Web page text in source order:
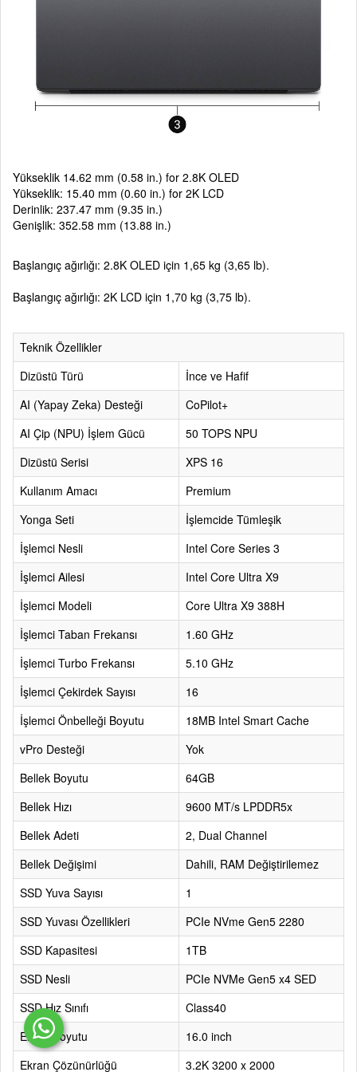
Yükseklik 14.62 mm (0.58 in.) for 2.8K OLED
Yükseklik: 15.40 mm (0.60 in.) for 2K LCD
Derinlik: 237.47 mm (9.35 in.)
Genişlik: 352.58 mm (13.88 in.)
Başlangıç ağırlığı: 2.8K OLED için 1,65 kg (3,65 lb).
Başlangıç ağırlığı: 2K LCD için 1,70 kg (3,75 lb).
Teknik Özellikler
Dizüstü Türü
İnce ve Hafif
AI (Yapay Zeka) Desteği
CoPilot+
AI Çip (NPU) İşlem Gücü
50 TOPS NPU
Dizüstü Serisi
XPS 16
Kullanım Amacı
Premium
Yonga Seti
İşlemcide Tümleşik
İşlemci Nesli
Intel Core Series 3
İşlemci Ailesi
Intel Core Ultra X9
İşlemci Modeli
Core Ultra X9 388H
İşlemci Taban Frekansı
1.60 GHz
İşlemci Turbo Frekansı
5.10 GHz
İşlemci Çekirdek Sayısı
16
İşlemci Önbelleği Boyutu
18MB Intel Smart Cache
vPro Desteği
Yok
Bellek Boyutu
64GB
Bellek Hızı
9600 MT/s LPDDR5x
Bellek Adeti
2, Dual Channel
Bellek Değişimi
Dahili, RAM Değiştirilemez
SSD Yuva Sayısı
1
SSD Yuvası Özellikleri
PCIe NVme Gen5 2280
SSD Kapasitesi
1TB
SSD Nesli
PCIe NVMe Gen5 x4 SED
SSD Hız Sınıfı
Class40
Ekran Boyutu
16.0 inch
Ekran Çözünürlüğü
3.2K 3200 x 2000